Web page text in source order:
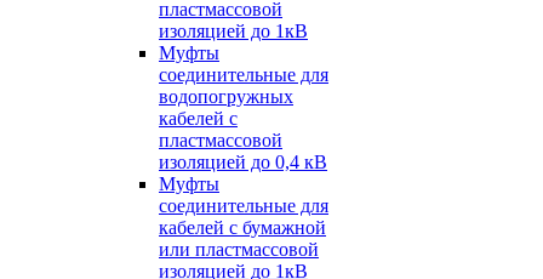
пластмассовой
изоляцией до 1кВ
Муфты
соединительные для
водопогружных
кабелей с
пластмассовой
изоляцией до 0,4 кВ
Муфты
соединительные для
кабелей с бумажной
или пластмассовой
изоляцией до 1кВ